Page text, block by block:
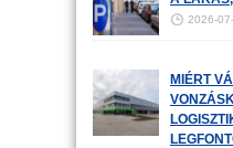
2026-
MIÉRT